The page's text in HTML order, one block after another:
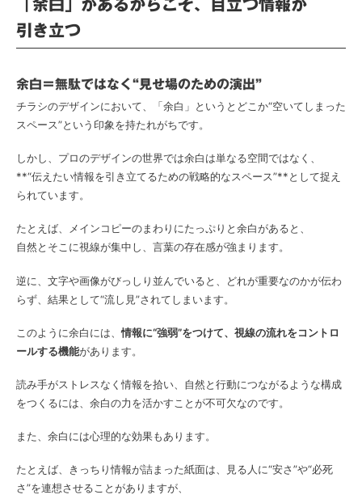
「余白」があるからこそ、目立つ情報が
引き立つ
余白＝無駄ではなく“見せ場のための演出”
チラシのデザインにおいて、「余白」というとどこか“空いてしまった
スペース”という印象を持たれがちです。
しかし、プロのデザインの世界では余白は単なる空間ではなく、
**“伝えたい情報を引き立てるための戦略的なスペース”**として捉え
られています。
たとえば、メインコピーのまわりにたっぷりと余白があると、
自然とそこに視線が集中し、言葉の存在感が強まります。
逆に、文字や画像がびっしり並んでいると、どれが重要なのかが伝わ
らず、結果として“流し見”されてしまいます。
このように余白には、情報に“強弱”をつけて、視線の流れをコントロ
ールする機能があります。
読み手がストレスなく情報を拾い、自然と行動につながるような構成
をつくるには、余白の力を活かすことが不可欠なのです。
また、余白には心理的な効果もあります。
たとえば、きっちり情報が詰まった紙面は、見る人に“安さ”や“必死
さ”を連想させることがありますが、